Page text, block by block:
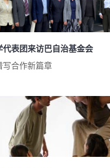
代表团来访巴自治基金会
写合作新篇章